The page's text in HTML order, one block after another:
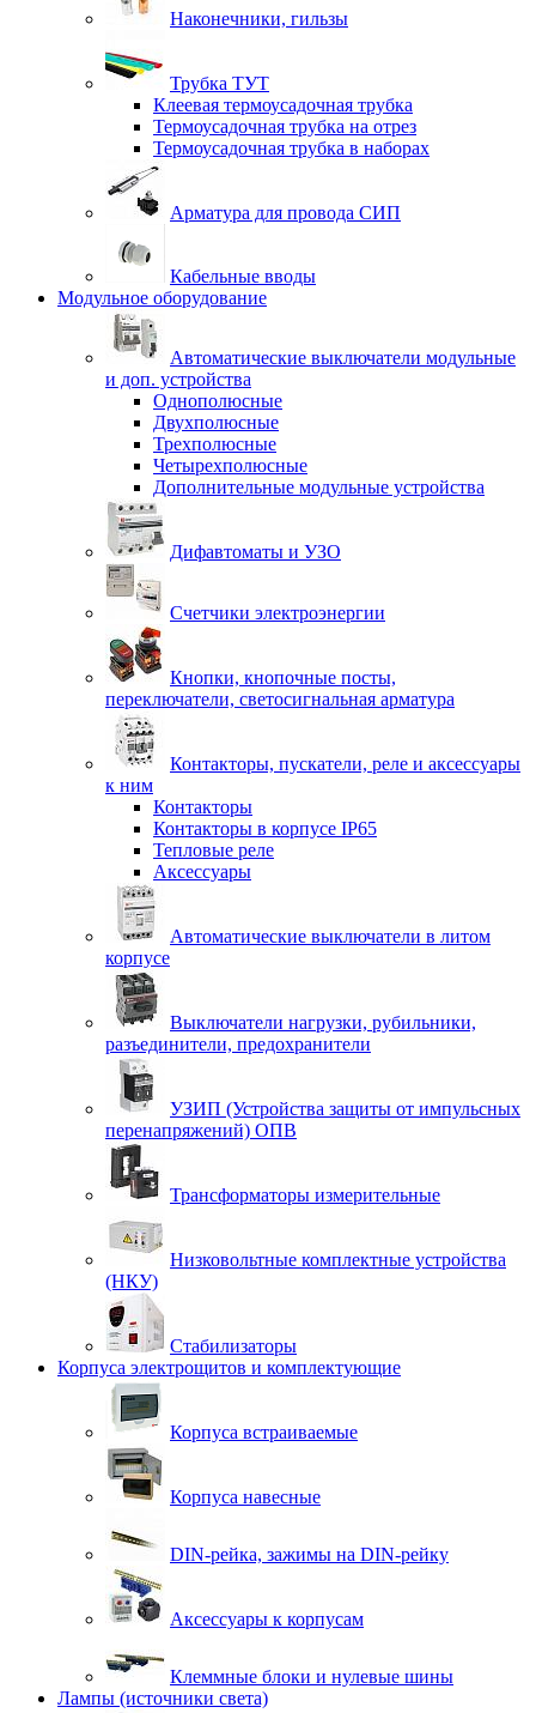
Наконечники, гильзы
Трубка ТУТ
Клеевая термоусадочная трубка
Термоусадочная трубка на отрез
Термоусадочная трубка в наборах
Арматура для провода СИП
Кабельные вводы
Модульное оборудование
Автоматические выключатели модульные
и доп. устройства
Однополюсные
Двухполюсные
Трехполюсные
Четырехполюсные
Дополнительные модульные устройства
Дифавтоматы и УЗО
Счетчики электроэнергии
Кнопки, кнопочные посты,
переключатели, светосигнальная арматура
Контакторы, пускатели, реле и аксессуары
к ним
Контакторы
Контакторы в корпусе IP65
Тепловые реле
Аксессуары
Автоматические выключатели в литом
корпусе
Выключатели нагрузки, рубильники,
разъединители, предохранители
УЗИП (Устройства защиты от импульсных
перенапряжений) ОПВ
Трансформаторы измерительные
Низковольтные комплектные устройства
(НКУ)
Стабилизаторы
Корпуса электрощитов и комплектующие
Корпуса встраиваемые
Корпуса навесные
DIN-рейка, зажимы на DIN-рейку
Аксессуары к корпусам
Клеммные блоки и нулевые шины
Лампы (источники света)